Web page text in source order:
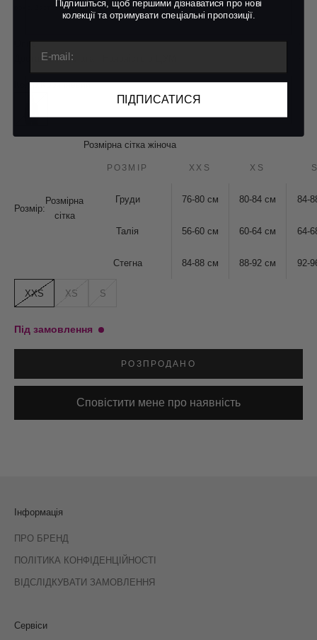
років. Застосовуються умови та штрафи за прострочення.
Опис
Доставка І Оплата І Наявність в ЦУМ
Колір:Коричневий
Розмір:
Розмірна
сітка
Розмірна сітка жіноча
РОЗМІР XXS XS
Груди 76-80 см 80-84 см 84-
Талія 56-60 см 60-64 см 64-
Стегна 84-88 см 88-92 см 92-
XXS XS S
Під замовлення
РОЗПРОДАНО
Сповістити мене про наявність
Інформація
ПРО БРЕНД
ПОЛІТИКА КОНФІДЕНЦІЙНОСТІ
ВІДСЛІДКУВАТИ ЗАМОВЛЕННЯ
Сервіси
Підпишіться, щоб першими дізнаватися про нові
колекції та отримувати спеціальні пропозиції.
Email
ПІДПИСАТИСЯ